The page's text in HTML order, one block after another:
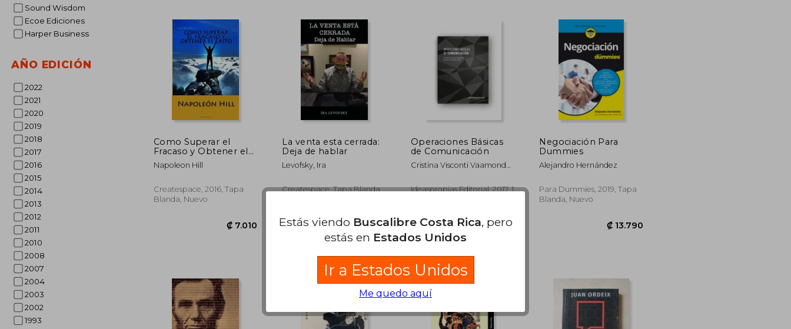
Sound Wisdom
Ecoe Ediciones
Harper Business
AÑO EDICIÓN
2022
2021
2020
2019
2018
2017
2016
2015
2014
2013
2012
2011
2010
2008
2007
2004
2003
2002
1993
₡ 14.735
Como Superar el
Fracaso y Obtener el
Exito
Napoleon Hill
Createspace, 2016, Tapa
Blanda, Nuevo
La venta esta cerrada:
Deja de hablar
Levofsky, Ira
Createspace, Tapa Blanda,
Operaciones Básicas
de Comunicación
Cristina Visconti Vaamonde
Brage
Ideaspropias Editorial, 2017, 1
Negociación Para
Dummies
Alejandro Hernández
Para Dummies, 2019, Tapa
Blanda, Nuevo
Estás viendo Buscalibre Costa Rica, pero
estás en Estados Unidos
Ir a Estados Unidos
Me quedo aquí